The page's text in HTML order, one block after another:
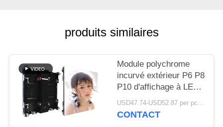
produits similaires
Module polychrome
incurvé extérieur P6 P8
P10 d'affichage à LED
de service avant avec
l'aimant
USD47.74-USD52.87 per pc MOQ:1PC
CONTACT